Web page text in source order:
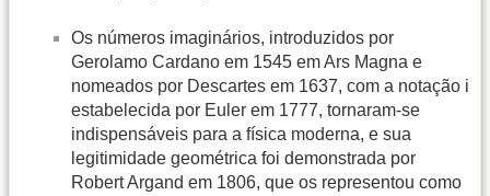
Os números imaginários, introduzidos por
Gerolamo Cardano em 1545 em Ars Magna e
nomeados por Descartes em 1637, com a notação i
estabelecida por Euler em 1777, tornaram-se
indispensáveis para a física moderna, e sua
legitimidade geométrica foi demonstrada por
Robert Argand em 1806, que os representou como